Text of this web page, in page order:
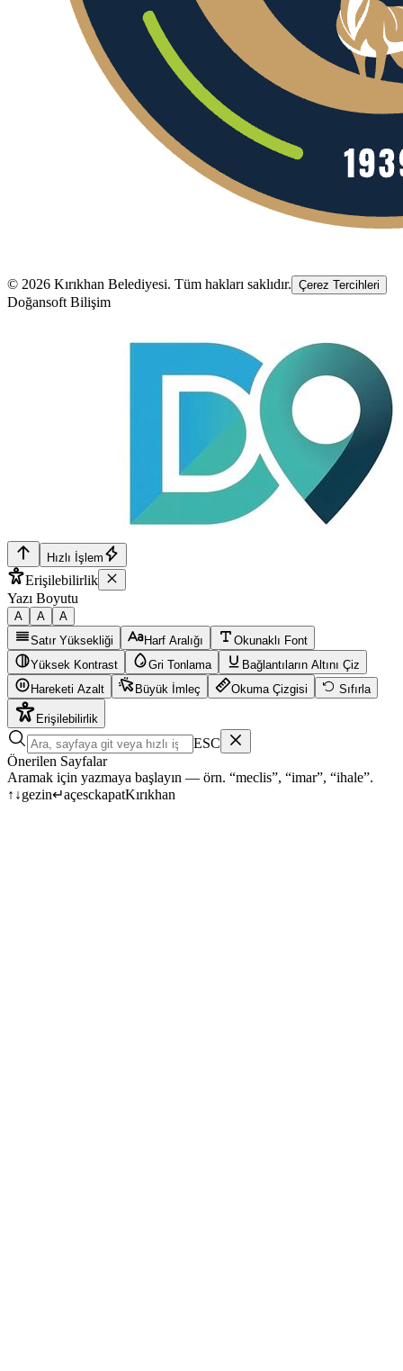
© 2026 Kırıkhan Belediyesi. Tüm hakları saklıdır. Çerez Tercihleri
Doğansoft Bilişim
Hızlı İşlem
Erişilebilirlik
Yazı Boyutu
A A
A
Satır Yüksekliği
Harf Aralığı
Okunaklı Font
Yüksek Kontrast
Gri Tonlama
Bağlantıların Altını Çiz
Hareketi Azalt
Büyük İmleç Okuma Çizgisi Sıfırla
Erişilebilirlik
ESC
Önerilen Sayfalar
Aramak için yazmaya başlayın — örn. “meclis”, “imar”, “ihale”.
↑ ↓gezin↵açesckapatKırıkhan